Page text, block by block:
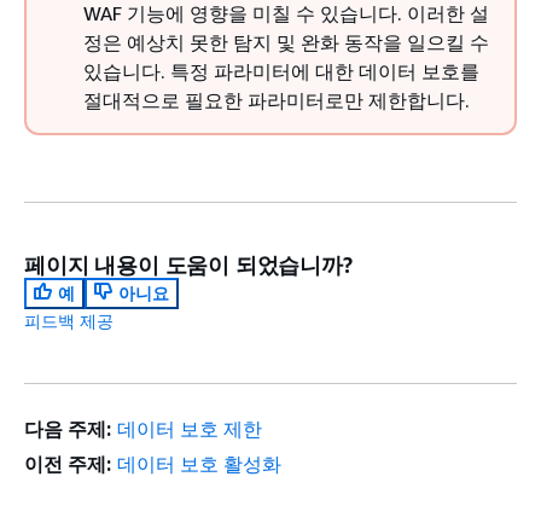
WAF 기능에 영향을 미칠 수 있습니다. 이러한 설
정은 예상치 못한 탐지 및 완화 동작을 일으킬 수
있습니다. 특정 파라미터에 대한 데이터 보호를
절대적으로 필요한 파라미터로만 제한합니다.
페이지 내용이 도움이 되었습니까?
예
아니요
피드백 제공
다음 주제: 데이터 보호 제한
이전 주제: 데이터 보호 활성화